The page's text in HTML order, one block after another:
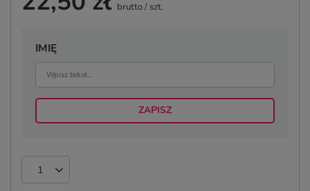
brutto/ szt.
IMIĘ
ZAPISZ